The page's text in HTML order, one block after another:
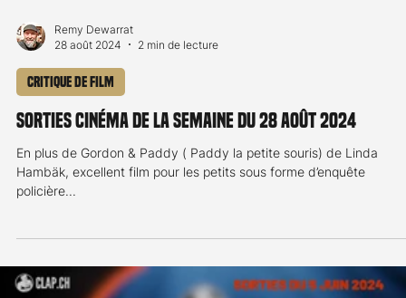
23 oct. 2024
Critique de film
Sorties cinéma de la semaine du 23 octobre 2024
films sur les écrans romands avec plus ou moins de réussite. Sa
carte des...